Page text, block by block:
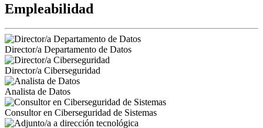
Empleabilidad
Director/a Departamento de Datos
Director/a Ciberseguridad
Analista de Datos
Consultor en Ciberseguridad de Sistemas